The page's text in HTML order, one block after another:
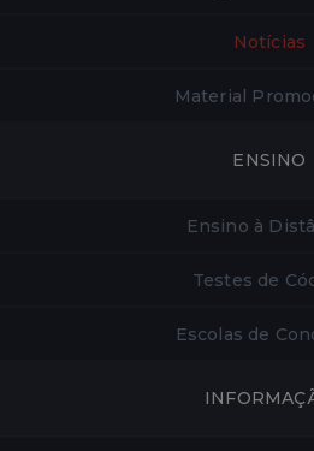
Notícias
Material
ENSINO
Ensino à
Testes de
Escolas de